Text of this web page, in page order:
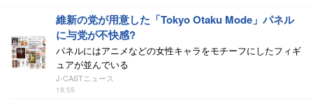
維新の党が用意した「Tokyo Otaku Mode」パネル
に与党が不快感?
パネルにはアニメなどの女性キャラをモチーフにしたフィギ
ュアが並んでいる
J-CASTニュース
18:55